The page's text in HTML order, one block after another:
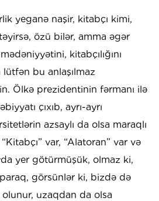
yeganə naşir, kitabçı kimi,
özü bilər, amma əgər
kitabçılığını
lütfən bu anlaşılmaz
Ölkə prezidentinin fərmanı ilə
çıxıb, ayrı-ayrı
azsaylı da olsa maraqlı
var, “Alatoran” var və
yer götürmüşük, olmaz ki,
görsünlər ki, bizdə də
olunur, uzaqdan da olsa